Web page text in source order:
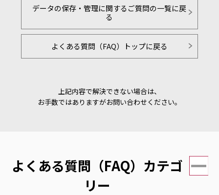
データの保存・管理に関するご質問の一覧に戻
る
よくある質問（FAQ）トップに戻る
上記内容で解決できない場合は、
お手数ではありますがお問い合わせください。
よくある質問（FAQ）カテゴ
リー